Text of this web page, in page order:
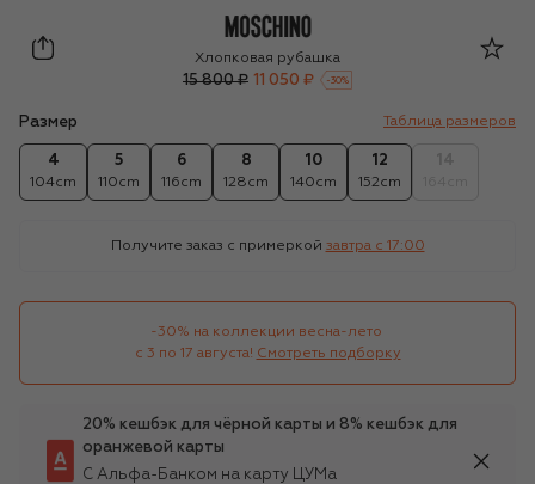
Moschino
Хлопковая рубашка
15 800 ₽ 11 050 ₽ -30%
Размер Таблица размеров
4
104cm
5
110cm
6
116cm
8
128cm
10
140cm
12
152cm
Получите заказ с примеркой завтра c 17:00
-30% на коллекции весна-лето
с 3 по 17 августа! Смотреть подборку
20% кешбэк для чёрной карты и 8% кешбэк для
оранжевой карты
С Альфа-Банком на карту ЦУМа